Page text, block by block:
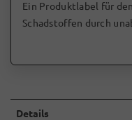
Ein Produktlabel für
Schadstoffen durch
Details